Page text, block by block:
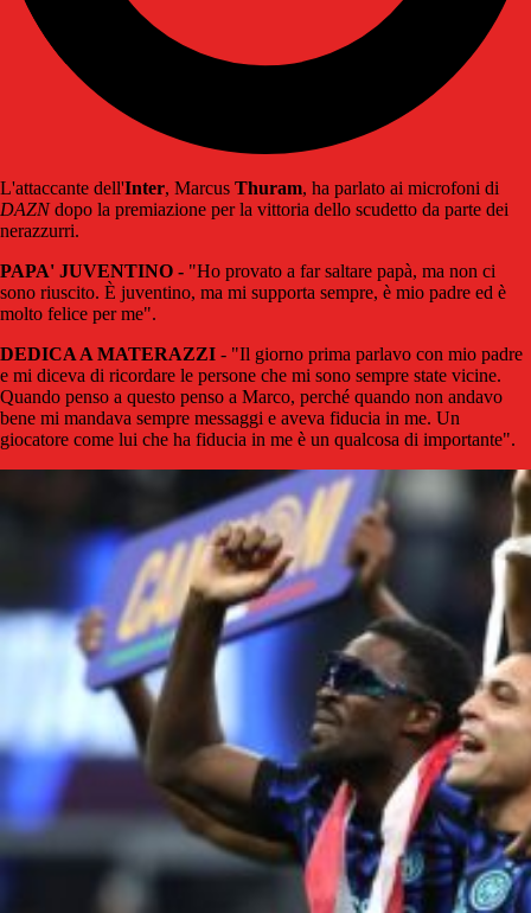
L'attaccante dell'Inter, Marcus Thuram, ha parlato ai microfoni di
DAZNdopo la premiazione per la vittoria dello scudetto da parte dei
nerazzurri.
PAPA' JUVENTINO - "Ho provato a far saltare papà, ma non ci
sono riuscito. È juventino, ma mi supporta sempre, è mio padre ed è
molto felice per me".
DEDICA A MATERAZZI - "Il giorno prima parlavo con mio padre
e mi diceva di ricordare le persone che mi sono sempre state vicine.
Quando penso a questo penso a Marco, perché quando non andavo
bene mi mandava sempre messaggi e aveva fiducia in me. Un
giocatore come lui che ha fiducia in me è un qualcosa di importante".